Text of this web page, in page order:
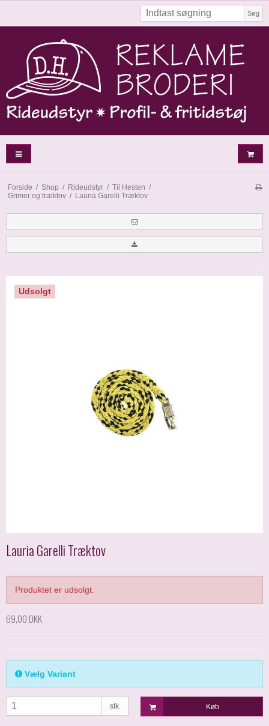
Søg
Forside / Shop / Rideudstyr / Til Hesten /
Grimer og træktov / Lauria Garelli Træktov
Udsolgt
Lauria Garelli Træktov
Produktet er udsolgt.
69,00 DKK
Vælg Variant
stk. Køb